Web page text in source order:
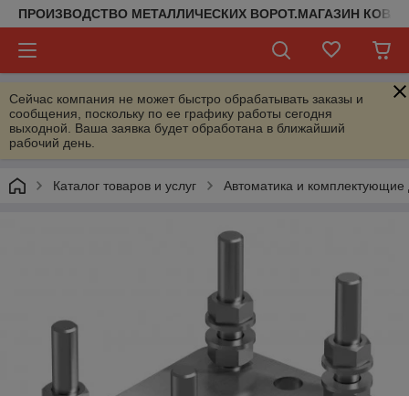
ПРОИЗВОДСТВО МЕТАЛЛИЧЕСКИХ ВОРОТ.МАГАЗИН
Сейчас компания не может быстро обрабатывать заказы и
сообщения, поскольку по ее графику работы сегодня
выходной. Ваша заявка будет обработана в ближайший
рабочий день.
Каталог товаров и услуг Автоматика и комплектующие